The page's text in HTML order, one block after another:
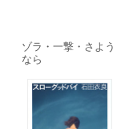
ゾラ・一撃・さよう
なら